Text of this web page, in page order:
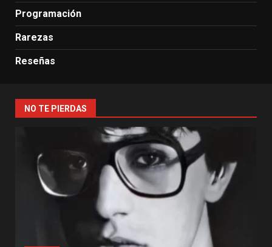
Programación
Rarezas
Reseñas
NO TE PIERDAS